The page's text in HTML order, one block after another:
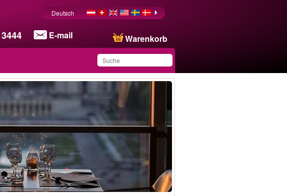
E-mail Warenkorb
Deutsch
Sie haben dieses
Produkt in Ihrer Liste
gespeichert